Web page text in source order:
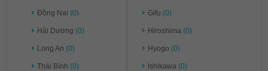
Đồng Nai (0)
Hải Dương (0)
Long An (0)
Thái Bình (0)
Gifu (0)
Hiroshima (0)
Hyogo (0)
Ishikawa (0)